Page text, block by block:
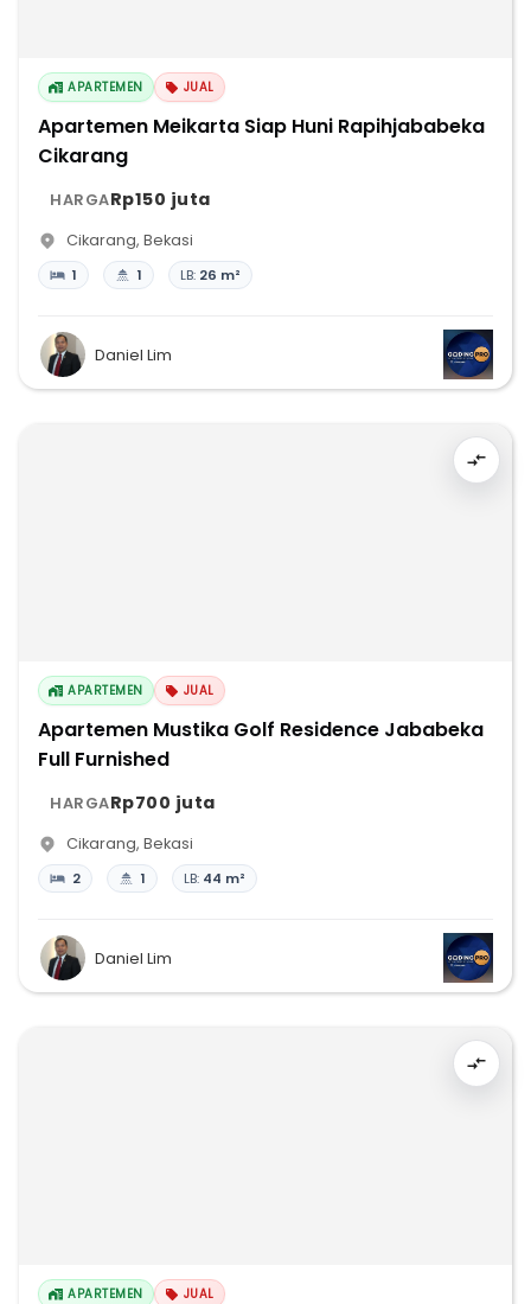
APARTEMEN JUAL
Apartemen Meikarta Siap Huni Rapihjababeka
Cikarang
HARGARp150 juta
Cikarang, Bekasi
1 1 LB: 26 m²
Daniel Lim
APARTEMEN JUAL
Apartemen Mustika Golf Residence Jababeka
Full Furnished
HARGARp700 juta
Cikarang, Bekasi
2 1 LB: 44 m²
Daniel Lim
APARTEMEN JUAL